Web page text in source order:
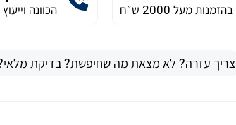
בהזמנות מעל 2000 ש״ח הכוונה
צריך עזרה? לא מצאת מה שחיפשת? בדיקת